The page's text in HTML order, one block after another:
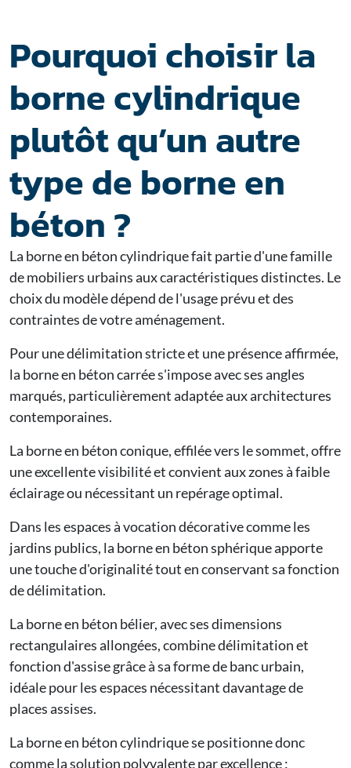
Pourquoi choisir la
borne cylindrique
plutôt qu’un autre
type de borne en
béton ?
La borne en béton cylindrique fait partie d'une famille
de mobiliers urbains aux caractéristiques distinctes. Le
choix du modèle dépend de l'usage prévu et des
contraintes de votre aménagement.
Pour une délimitation stricte et une présence affirmée,
la borne en béton carrées'impose avec ses angles
marqués, particulièrement adaptée aux architectures
contemporaines.
La borne en béton conique, effilée vers le sommet, offre
une excellente visibilité et convient aux zones à faible
éclairage ou nécessitant un repérage optimal.
Dans les espaces à vocation décorative comme les
jardins publics, la borne en béton sphériqueapporte
une touche d'originalité tout en conservant sa fonction
de délimitation.
La borne en béton bélier, avec ses dimensions
rectangulaires allongées, combine délimitation et
fonction d'assise grâce à sa forme de banc urbain,
idéale pour les espaces nécessitant davantage de
places assises.
La borne en béton cylindrique se positionne donc
comme la solution polyvalente par excellence :